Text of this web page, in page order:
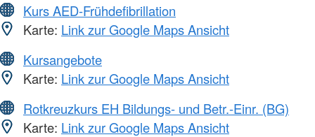
Kurs AED-Frühdefibrillation
Karte: Link zur Google Maps Ansicht
Kursangebote
Karte: Link zur Google Maps Ansicht
Rotkreuzkurs EH Bildungs- und Betr.-Einr. (BG)
Karte: Link zur Google Maps Ansicht